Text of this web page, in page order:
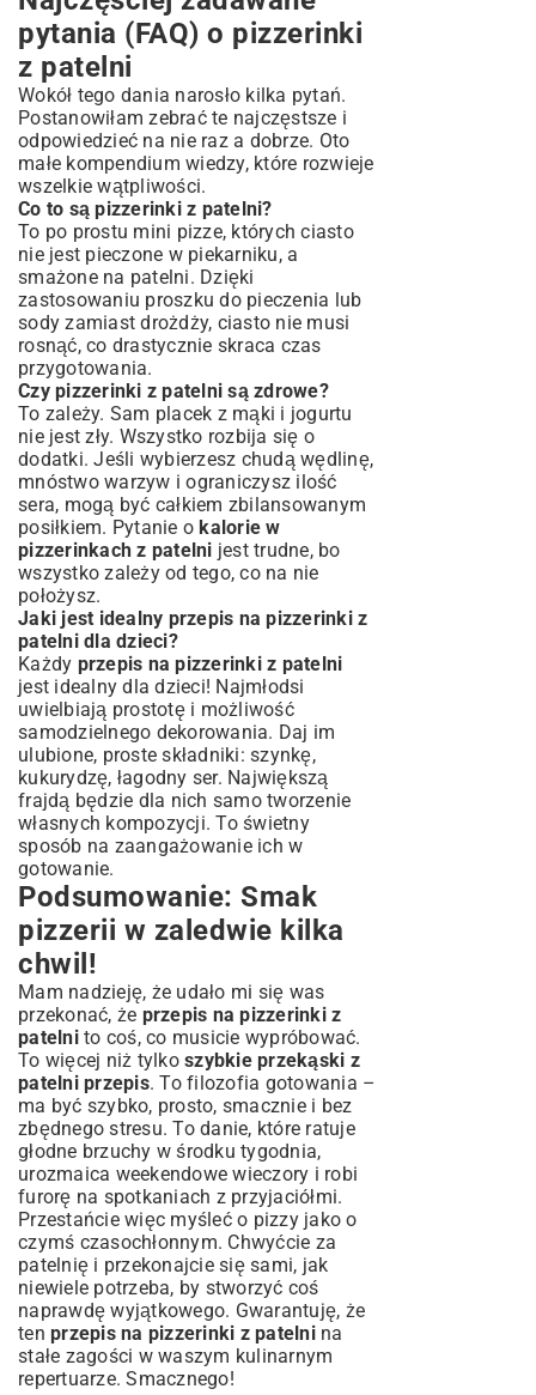
pytania (FAQ) o pizzerinki
z patelni
Wokół tego dania narosło kilka pytań.
Postanowiłam zebrać te najczęstsze i
odpowiedzieć na nie raz a dobrze. Oto
małe kompendium wiedzy, które rozwieje
wszelkie wątpliwości.
Co to są pizzerinki z patelni?
To po prostu mini pizze, których ciasto
nie jest pieczone w piekarniku, a
smażone na patelni. Dzięki
zastosowaniu proszku do pieczenia lub
sody zamiast drożdży, ciasto nie musi
rosnąć, co drastycznie skraca czas
przygotowania.
Czy pizzerinki z patelni są zdrowe?
To zależy. Sam placek z mąki i jogurtu
nie jest zły. Wszystko rozbija się o
dodatki. Jeśli wybierzesz chudą wędlinę,
mnóstwo warzyw i ograniczysz ilość
sera, mogą być całkiem zbilansowanym
posiłkiem. Pytanie okalorie w
pizzerinkach z patelni jest trudne, bo
wszystko zależy od tego, co na nie
położysz.
Jaki jest idealny przepis na pizzerinki z
patelni dla dzieci?
Każdy przepis na pizzerinki z patelni
jest idealny dla dzieci! Najmłodsi
uwielbiają prostotę i możliwość
samodzielnego dekorowania. Daj im
ulubione, proste składniki: szynkę,
kukurydzę, łagodny ser. Największą
frajdą będzie dla nich samo tworzenie
własnych kompozycji. To świetny
sposób na zaangażowanie ich w
gotowanie.
Podsumowanie: Smak
pizzerii w zaledwie kilka
chwil!
Mam nadzieję, że udało mi się was
przekonać, że przepis na pizzerinki z
patelnito coś, co musicie wypróbować.
To więcej niż tylko szybkie przekąski z
patelni przepis. To filozofia gotowania –
ma być szybko, prosto, smacznie i bez
zbędnego stresu. To danie, które ratuje
głodne brzuchy w środku tygodnia,
urozmaica weekendowe wieczory i robi
furorę na spotkaniach z przyjaciółmi.
Przestańcie więc myśleć o pizzy jako o
czymś czasochłonnym. Chwyćcie za
patelnię i przekonajcie się sami, jak
niewiele potrzeba, by stworzyć coś
naprawdę wyjątkowego. Gwarantuję, że
ten przepis na pizzerinki z patelnina
stałe zagości w waszym kulinarnym
repertuarze. Smacznego!